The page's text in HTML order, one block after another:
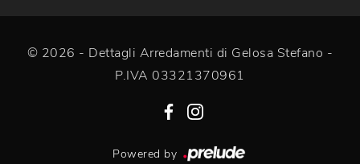
© 2026 - Dettagli Arredamenti di Gelosa Stefano -
P.IVA 03321370961
Powered by